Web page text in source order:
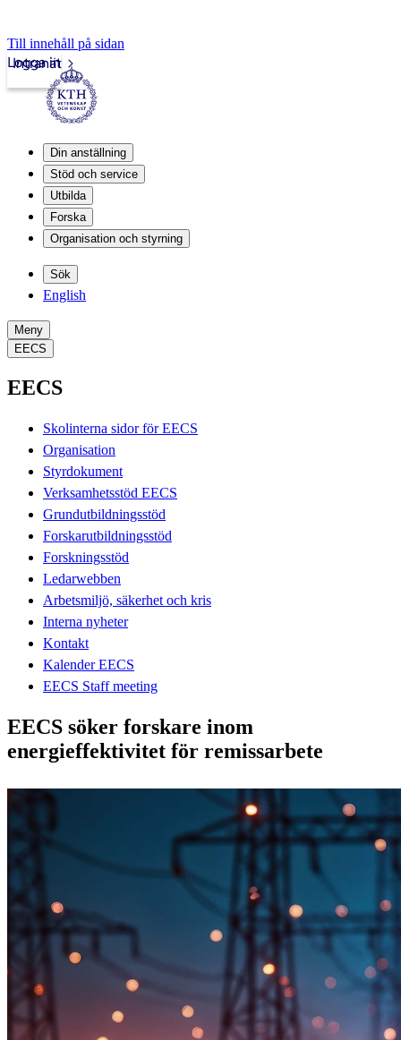
Till innehåll på sidan
Intranät
Logga in
Din anställning
Stöd och service
Utbilda
Forska
Organisation och styrning
Sök
English
Meny
EECS
EECS
Skolinterna sidor för EECS
Organisation
Styrdokument
Verksamhetsstöd EECS
Grundutbildningsstöd
Forskarutbildningsstöd
Forskningsstöd
Ledarwebben
Arbetsmiljö, säkerhet och kris
Interna nyheter
Kontakt
Kalender EECS
EECS Staff meeting
EECS söker forskare inom
energieffektivitet för remissarbete